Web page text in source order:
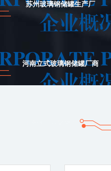
苏州玻璃钢储罐生产厂
河南立式玻璃钢储罐厂商
玻璃钢容器储罐专业推荐